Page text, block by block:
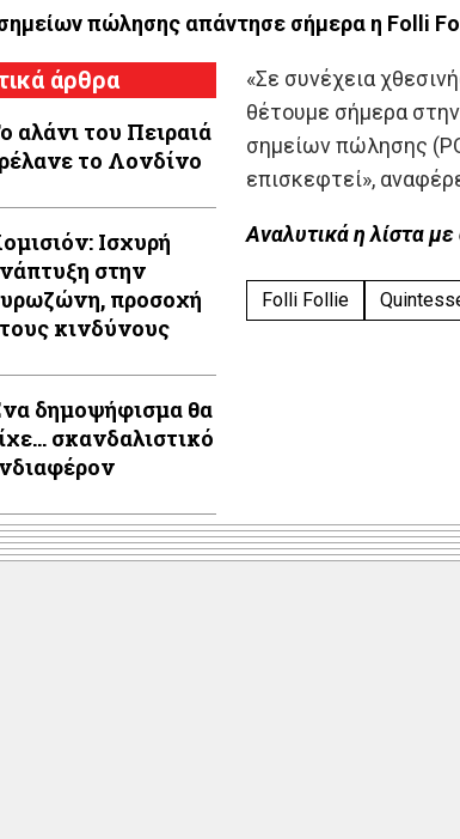
πώλησης απάντησε σήμερα η Folli
άρθρα
αλάνι του Πειραιά
το Λονδίνο
Ισχυρή
στην
προσοχή
κινδύνους
δημοψήφισμα θα
σκανδαλιστικό
«Σε συνέχεια
θέτουμε σήμερα
σημείων πώλησης
επισκεφτεί»,
Αναλυτικά η λίστα
Folli Follie